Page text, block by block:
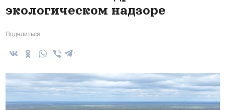
экологическом надзоре
Поделиться